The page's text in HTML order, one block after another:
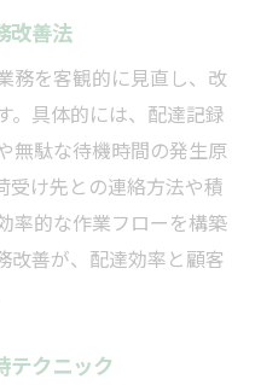
改善法
務を客観的に見直し、改
。具体的には、配達記録
無駄な待機時間の発生原
受け先との連絡方法や積
率的な作業フローを構築
改善が、配達効率と顧客
テクニック